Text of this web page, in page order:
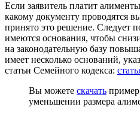
Если заявитель платит
какому документу проводятся
принято это решение. Следует
имеются основания, чтобы
на законодательную базу
имеет несколько оснований,
статьи Семейного кодекса:
Вы можете скачать пример
уменьшении размера